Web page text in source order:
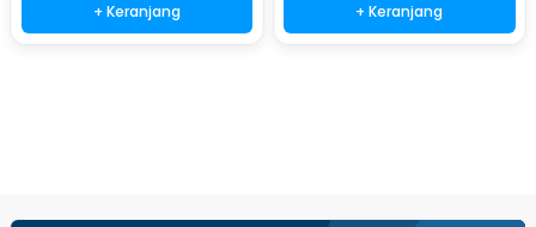
+ Keranjang + Keranjang